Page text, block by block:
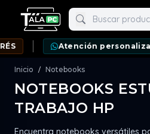
Buscar productos
Atención personalizada
Inicio / Notebooks
NOTEBOOKS
TRABAJO HP
Encuentra notebooks versátiles